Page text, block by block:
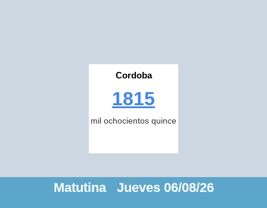
Cordoba
1815
mil ochocientos quince
Matutina Jueves 06/08/26